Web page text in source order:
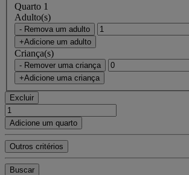
Quarto 1
Adulto(s)
- Remova um adulto
+Adicione um adulto
Criança(s)
- Remover uma criança
+Adicione uma criança
Excluir
Adicione um quarto
Outros critérios
Buscar